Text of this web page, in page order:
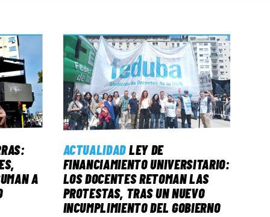
A
ACTUALIDADLEY DE
FINANCIAMIENTO UNIVERSITARIO:
LOS DOCENTES RETOMAN LAS
PROTESTAS, TRAS UN NUEVO
INCUMPLIMIENTO DEL GOBIERNO